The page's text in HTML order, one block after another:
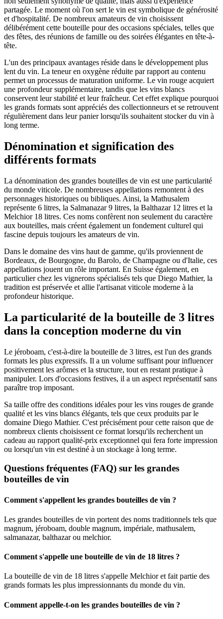
partagée. Le moment où l'on sert le vin est symbolique de générosité
et d'hospitalité. De nombreux amateurs de vin choisissent
délibérément cette bouteille pour des occasions spéciales, telles que
des fêtes, des réunions de famille ou des soirées élégantes en tête-à-
tête.
L'un des principaux avantages réside dans le développement plus
lent du vin. La teneur en oxygène réduite par rapport au contenu
permet un processus de maturation uniforme. Le vin rouge acquiert
une profondeur supplémentaire, tandis que les vins blancs
conservent leur stabilité et leur fraîcheur. Cet effet explique pourquoi
les grands formats sont appréciés des collectionneurs et se retrouvent
régulièrement dans leur panier lorsqu'ils souhaitent stocker du vin à
long terme.
Dénomination et signification des
différents formats
La dénomination des grandes bouteilles de vin est une particularité
du monde viticole. De nombreuses appellations remontent à des
personnages historiques ou bibliques. Ainsi, la Mathusalem
représente 6 litres, la Salmanazar 9 litres, la Balthazar 12 litres et la
Melchior 18 litres. Ces noms confèrent non seulement du caractère
aux bouteilles, mais créent également un fondement culturel qui
fascine depuis toujours les amateurs de vin.
Dans le domaine des vins haut de gamme, qu'ils proviennent de
Bordeaux, de Bourgogne, du Barolo, de Champagne ou d'Italie, ces
appellations jouent un rôle important. En Suisse également, en
particulier chez les vignerons spécialisés tels que Diego Mathier, la
tradition est préservée et allie l'artisanat viticole moderne à la
profondeur historique.
La particularité de la bouteille de 3 litres
dans la conception moderne du vin
Le jéroboam, c'est-à-dire la bouteille de 3 litres, est l'un des grands
formats les plus expressifs. Il a un volume suffisant pour influencer
positivement les arômes et la structure, tout en restant pratique à
manipuler. Lors d'occasions festives, il a un aspect représentatif sans
paraître trop imposant.
Sa taille offre des conditions idéales pour les vins rouges de grande
qualité et les vins blancs élégants, tels que ceux produits par le
domaine Diego Mathier. C'est précisément pour cette raison que de
nombreux clients choisissent ce format lorsqu'ils recherchent un
cadeau au rapport qualité-prix exceptionnel qui fera forte impression
ou lorsqu'un vin est destiné à un stockage à long terme.
Questions fréquentes (FAQ) sur les grandes
bouteilles de vin
Comment s'appellent les grandes bouteilles de vin ?
Les grandes bouteilles de vin portent des noms traditionnels tels que
magnum, jéroboam, double magnum, impériale, mathusalem,
salmanazar, balthazar ou melchior.
Comment s'appelle une bouteille de vin de 18 litres ?
La bouteille de vin de 18 litres s'appelle Melchior et fait partie des
grands formats les plus impressionnants du monde du vin.
Comment appelle-t-on les grandes bouteilles de vin ?